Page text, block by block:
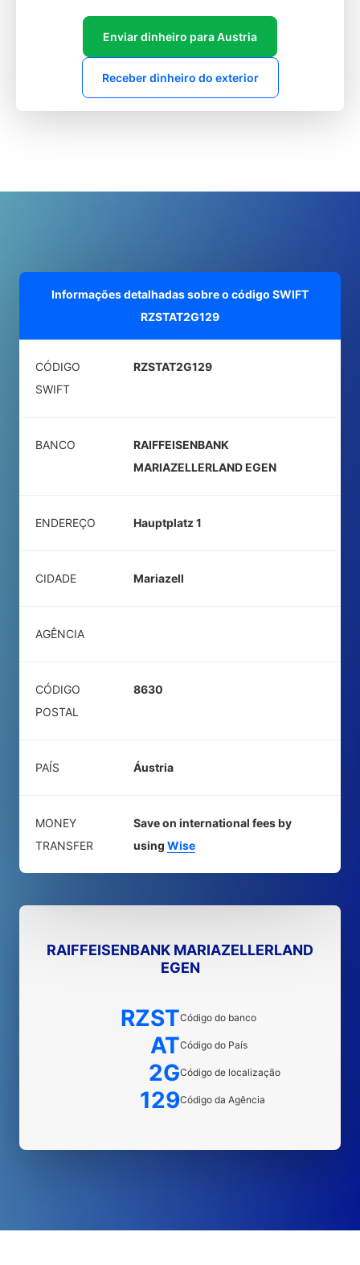
Enviar dinheiro para Austria
Receber dinheiro do exterior
Informações detalhadas sobre o código SWIFT
RZSTAT2G129
CÓDIGO
SWIFT
RZSTAT2G129
BANCO
RAIFFEISENBANK
MARIAZELLERLAND EGEN
ENDEREÇO Hauptplatz 1
CIDADE Mariazell
AGÊNCIA
CÓDIGO
POSTAL
8630
PAÍS Áustria
MONEY
TRANSFER
Save on international fees by
using Wise
RAIFFEISENBANK MARIAZELLERLAND
EGEN
RZSTCódigo do banco
ATCódigo do País
2GCódigo de localização
129Código da Agência